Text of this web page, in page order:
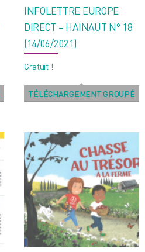
INFOLETTRE EUROPE
DIRECT – HAINAUT N° 18
(14/06/2021)
Gratuit !
TÉLÉCHARGEMENT GROUPÉ